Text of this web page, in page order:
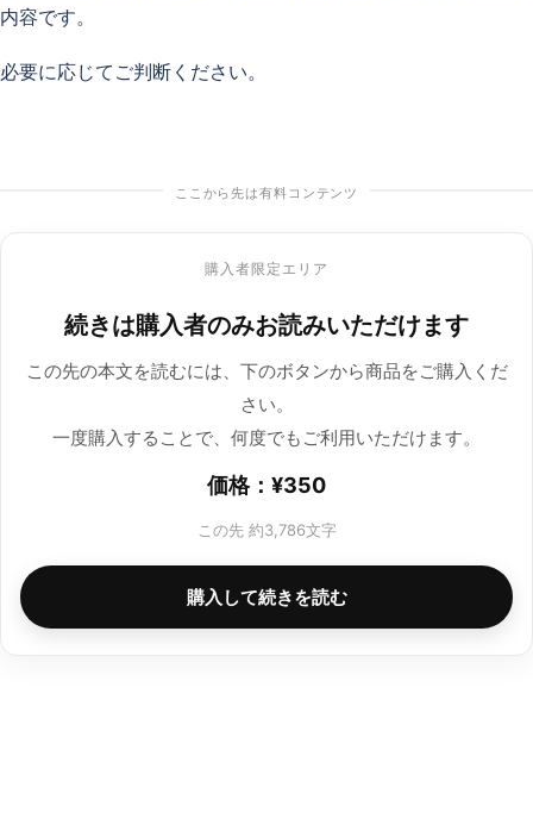
内容です。
必要に応じてご判断ください。
ここから先は有料コンテンツ
購入者限定エリア
続きは購入者のみお読みいただけます
この先の本文を読むには、下のボタンから商品をご購入くだ
さい。
一度購入することで、何度でもご利用いただけます。
価格： ¥350
この先 約3,786文字
購入して続きを読む